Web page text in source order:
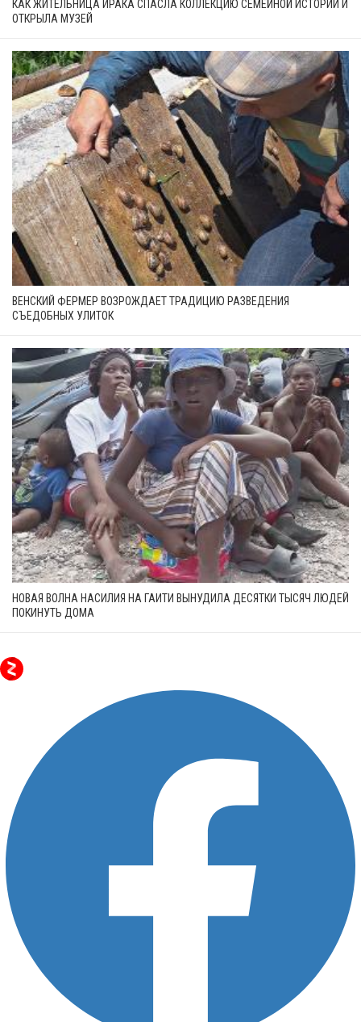
КАК ЖИТЕЛЬНИЦА ИРАКА СПАСЛА КОЛЛЕКЦИЮ СЕМЕЙНОЙ ИСТОРИИ И
ОТКРЫЛА МУЗЕЙ
ВЕНСКИЙ ФЕРМЕР ВОЗРОЖДАЕТ ТРАДИЦИЮ РАЗВЕДЕНИЯ
СЪЕДОБНЫХ УЛИТОК
НОВАЯ ВОЛНА НАСИЛИЯ НА ГАИТИ ВЫНУДИЛА ДЕСЯТКИ ТЫСЯЧ ЛЮДЕЙ
ПОКИНУТЬ ДОМА